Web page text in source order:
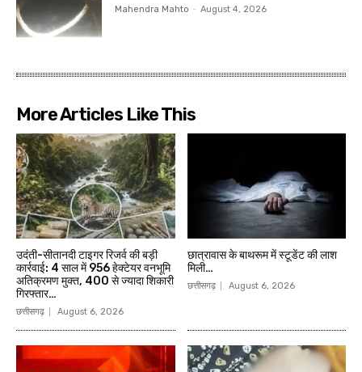
Mahendra Mahto - August 4, 2026
More Articles Like This
उदंती-सीतानदी टाइगर रिजर्व की बड़ी
कार्रवाई: 4 साल में 956 हेक्टेयर वनभूमि
अतिक्रमण मुक्त, 400 से ज्यादा शिकारी
गिरफ्तार…
छत्तीसगढ़ August 6, 2026
छात्रावास के बाथरूम में स्टूडेंट की लाश
मिली…
छत्तीसगढ़ August 6, 2026